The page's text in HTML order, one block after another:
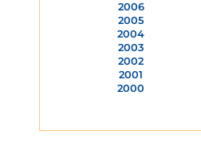
2006
2005
2004
2003
2002
2001
2000